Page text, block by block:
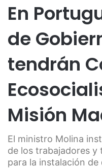
En
de
tendrán
Misión
El ministro Molina
de los trabajadores y
para la instalación de